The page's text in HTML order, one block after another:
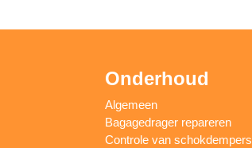
Onderhoud
Algemeen
Bagagedrager repareren
Controle van schokdempers